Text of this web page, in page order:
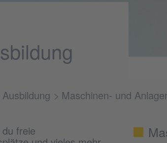
Ausbildung Maschinen- und
freie